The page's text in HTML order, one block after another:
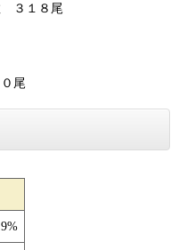
３１８尾
尾